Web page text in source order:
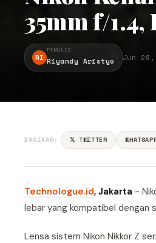
35mm f/
RI
PENULIS
Riyandy Aristyo Jun 28,
BAGIKAN: 𝕏 TWITTER
Technologue.id, Jakarta -
lebar yang kompatibel dengan
Lensa sistem Nikon Nikkor Z